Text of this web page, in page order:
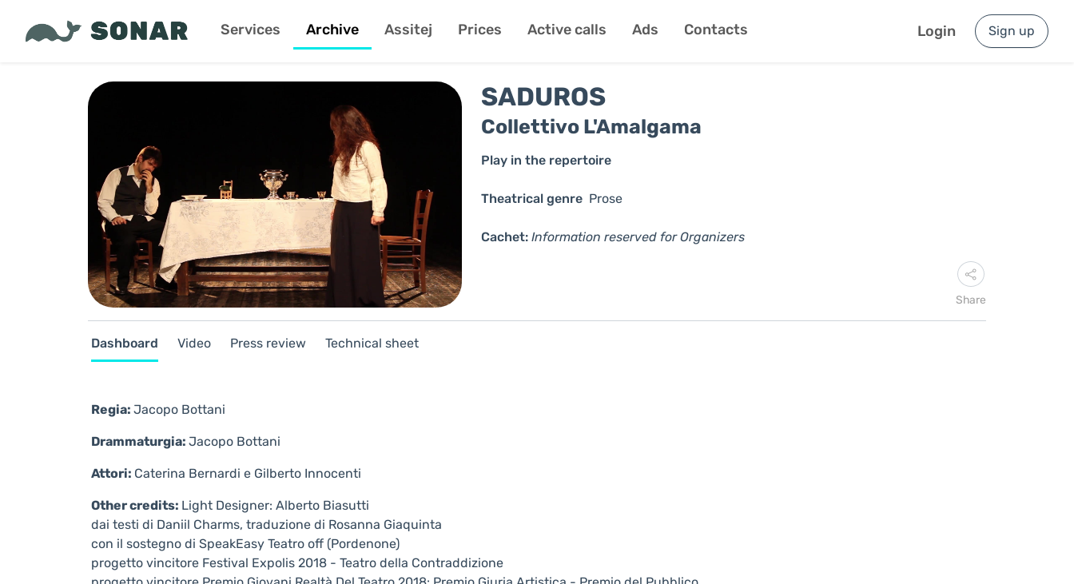
Services Archive Assitej Prices Active calls Ads Contacts Login Sign up
SADUROS
Collettivo L'Amalgama
Play in the repertoire
Theatrical genre Prose
Cachet: Information reserved for Organizers
Share
Dashboard Video Press review Technical sheet
Regia: Jacopo Bottani
Drammaturgia: Jacopo Bottani
Attori: Caterina Bernardi e Gilberto Innocenti
Other credits: Light Designer: Alberto Biasutti
dai testi di Daniil Charms, traduzione di Rosanna Giaquinta
con il sostegno di SpeakEasy Teatro off (Pordenone)
progetto vincitore Festival Expolis 2018 - Teatro della Contraddizione